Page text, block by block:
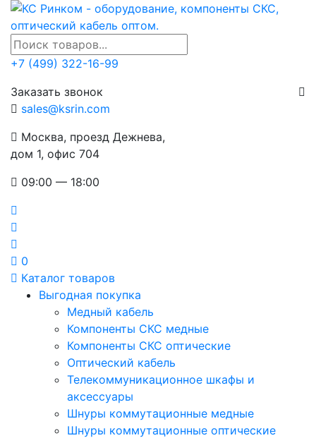
+7 (499) 322-16-99
Заказать звонок
sales@ksrin.com
Москва, проезд Дежнева,
дом 1, офис 704
09:00 — 18:00
0
Каталог товаров
Выгодная покупка
Медный кабель
Компоненты СКС медные
Компоненты СКС оптические
Оптический кабель
Телекоммуникационное шкафы и
аксессуары
Шнуры коммутационные медные
Шнуры коммутационные оптические